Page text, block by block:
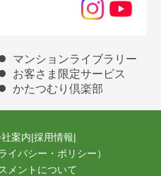
マンションライブラリー
お客さま限定サービス
かたつむり倶楽部
案内|採用情報|
イバシー・ポリシー）
メントについて